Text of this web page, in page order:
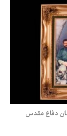
دفاع مقدس